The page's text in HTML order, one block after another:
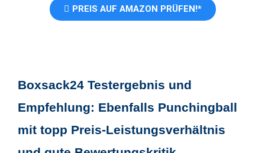
PREIS AUF AMAZON PRÜFEN!*
Boxsack24 Testergebnis und
Empfehlung: Ebenfalls Punchingball
mit topp Preis-Leistungsverhältnis